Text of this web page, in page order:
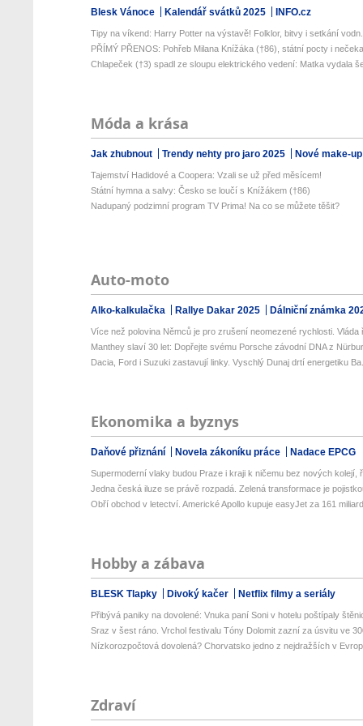
Blesk Vánoce Kalendář svátků 2025 INFO.cz
Tipy na víkend: Harry Potter na výstavě! Folklor, bitvy i setkání
PŘÍMÝ PŘENOS: Pohřeb Milana Knížáka (†86), státní pocty i
Chlapeček (†3) spadl ze sloupu elektrického vedení: Matka vydala
Móda a krása
Jak zhubnout Trendy nehty pro jaro 2025 Nové make-
Tajemství Hadidové a Coopera: Vzali se už před měsícem!
Státní hymna a salvy: Česko se loučí s Knížákem (†86)
Nadupaný podzimní program TV Prima! Na co se můžete těšit?
Auto-moto
Alko-kalkulačka Rallye Dakar 2025 Dálniční známka
Více než polovina Němců je pro zrušení neomezené rychlosti. Vláda
Manthey slaví 30 let: Dopřejte svému Porsche závodní DNA z
Dacia, Ford i Suzuki zastavují linky. Vyschlý Dunaj drtí energetiku
Ekonomika a byznys
Daňové přiznání Novela zákoníku práce Nadace EPCG
Supermoderní vlaky budou Praze i kraji k ničemu bez nových kolejí,
Jedna česká iluze se právě rozpadá. Zelená transformace je
Obří obchod v letectví. Americké Apollo kupuje easyJet za 161
Hobby a zábava
BLESK Tlapky Divoký kačer Netflix filmy a seriály
Přibývá paniky na dovolené: Vnuka paní Soni v hotelu poštípaly
Sraz v šest ráno. Vrchol festivalu Tóny Dolomit zazní za úsvitu ve
Nízkorozpočtová dovolená? Chorvatsko jedno z nejdražších v
Zdraví